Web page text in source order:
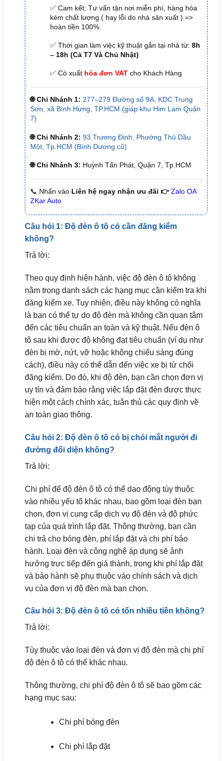
✅ Cam kết: Tư vấn tận nơi miễn phí, hàng hóa
kém chất lượng ( hay lỗi do nhà sản xuất ) =>
hoàn tiền 100%.
✅ Thời gian làm việc kỹ thuật gắn tại nhà từ: 8h
– 18h (Cả T7 Và Chủ Nhật)
✅ Có xuất hóa đơn VATcho Khách Hàng
🌐 Chi Nhánh 1: 277–279 Đường số 9A, KDC Trung
Sơn, xã Bình Hưng, TP.HCM (giáp khu Him Lam Quận
7)
🌐 Chi Nhánh 2: 93 Trương Định, Phường Thủ Dầu
Một, Tp.HCM (Bình Dương cũ)
🌐 Chi Nhánh 3: Huỳnh Tấn Phát, Quận 7, Tp.HCM
📞 Nhấn vàoLiên hệ ngay nhận ưu đãi 👉 Zalo OA
ZKar Auto
Câu hỏi 1: Độ đèn ô tô có cần đăng kiểm
không?
Trả lời:
Theo quy định hiện hành, việc độ đèn ô tô không
nằm trong danh sách các hạng mục cần kiểm tra khi
đăng kiểm xe. Tuy nhiên, điều này không có nghĩa
là bạn có thể tự do độ đèn mà không cần quan tâm
đến các tiêu chuẩn an toàn và kỹ thuật. Nếu đèn ô
tô sau khi được độ không đạt tiêu chuẩn (ví dụ như
đèn bị mờ, nứt, vỡ hoặc không chiếu sáng đúng
cách), điều này có thể dẫn đến việc xe bị từ chối
đăng kiểm. Do đó, khi độ đèn, bạn cần chọn đơn vị
uy tín và đảm bảo rằng việc lắp đặt đèn được thực
hiện một cách chính xác, tuân thủ các quy định về
an toàn giao thông.
Câu hỏi 2: Độ đèn ô tô có bị chói mắt người đi
đường đối diện không?
Trả lời:
Chi phí để độ đèn ô tô có thể dao động tùy thuộc
vào nhiều yếu tố khác nhau, bao gồm loại đèn bạn
chọn, đơn vị cung cấp dịch vụ độ đèn và độ phức
tạp của quá trình lắp đặt. Thông thường, bạn cần
chi trả cho bóng đèn, phí lắp đặt và chi phí bảo
hành. Loại đèn và công nghệ áp dụng sẽ ảnh
hưởng trực tiếp đến giá thành, trong khi phí lắp đặt
và bảo hành sẽ phụ thuộc vào chính sách và dịch
vụ của đơn vị độ đèn mà bạn chọn.
Câu hỏi 3: Độ đèn ô tô có tốn nhiều tiền không?
Trả lời:
Tùy thuộc vào loại đèn và đơn vị độ đèn mà chi phí
độ đèn ô tô có thể khác nhau.
Thông thường, chi phí độ đèn ô tô sẽ bao gồm các
hạng mục sau:
Chi phí bóng đèn
Chi phí lắp đặt